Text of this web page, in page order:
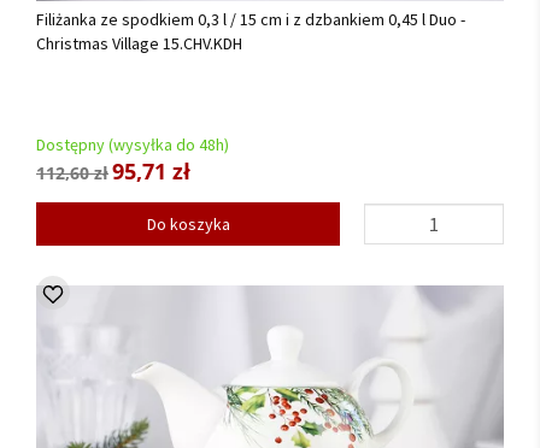
Filiżanka ze spodkiem 0,3 l / 15 cm i z dzbankiem 0,45 l Duo -
Christmas Village 15.CHV.KDH
Dostępny (wysyłka do 48h)
112,60 zł95,71 zł
Do koszyka